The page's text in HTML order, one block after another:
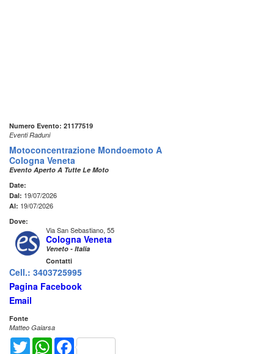
Numero Evento: 21177519
Eventi Raduni
Motoconcentrazione Mondoemoto A
Cologna Veneta
Evento Aperto A Tutte Le Moto
Date:
Dal: 19/07/2026
Al: 19/07/2026
Dove:
Via San Sebastiano, 55
Cologna Veneta
Veneto - Italia
Contatti
Cell.: 3403725995
Pagina Facebook
Email
Fonte
Matteo Gaiarsa
Twitter WhatsAppFacebook